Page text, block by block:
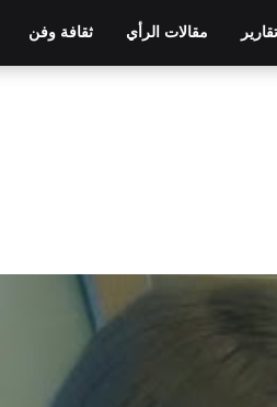
تقارير مقالات الرأي ثقافة وفن